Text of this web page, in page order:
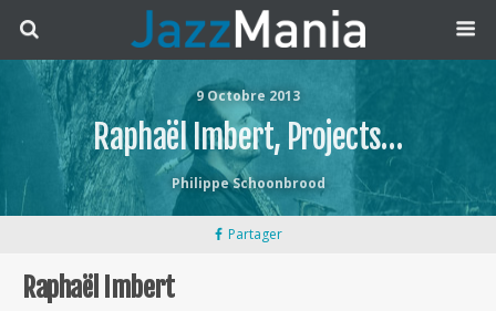
9 Octobre 2013
Raphaël Imbert, Projects…
Philippe Schoonbrood
Partager
Raphaël Imbert